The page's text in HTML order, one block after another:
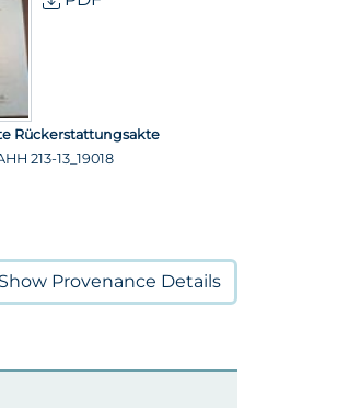
Rückerstattungsakte
213-13_19018
Show Provenance Details